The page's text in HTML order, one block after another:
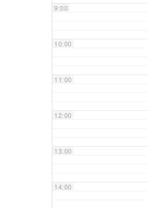
9:00
10:00
11:00
12:00
13:00
14:00